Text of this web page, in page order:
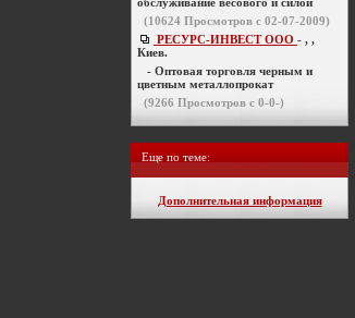
(10624 Просмотров с 02-07-2009)
РЕСУРС-ИНВЕСТ ООО - , ,
Киев.
- Оптовая торговля черным и
цветным металлопрокат
(9266 Просмотров с 0-0-)
Еще по теме:
Дополнительная информация